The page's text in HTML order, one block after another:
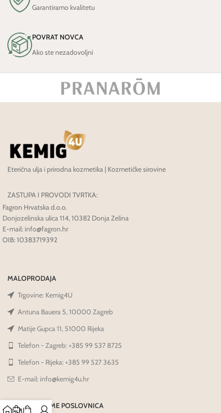
Garantiramo kvalitetu
POVRAT NOVCA
Ako ste nezadovoljni
Eterična ulja i prirodna kozmetika | Kozmetičke sirovine
ZASTUPA I PROVODI TVRTKA:
Fagron Hrvatska d.o.o.
Donjozelinska ulica 114, 10382 Donja Zelina
E-mail: info@fagron.hr
OIB: 10383719392
MALOPRODAJA
Trgovine: Kemig4U
Antuna Bauera 5, 10000 Zagreb
Matije Gupca 11, 51000 Rijeka
Telefon - Zagreb: +385 99 537 8725
Telefon - Rijeka: +385 99 527 3635
E-mail: info@kemig4u.hr
RADNO VRIJEME POSLOVNICA